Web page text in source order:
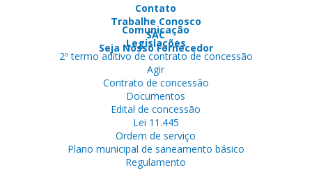
Contato
Trabalhe Conosco
SAC
Seja Nosso Fornecedor
Comunicação
Legislações
2º termo aditivo de contrato de concessão
Agir
Contrato de concessão
Documentos
Edital de concessão
Lei 11.445
Ordem de serviço
Plano municipal de saneamento básico
Regulamento